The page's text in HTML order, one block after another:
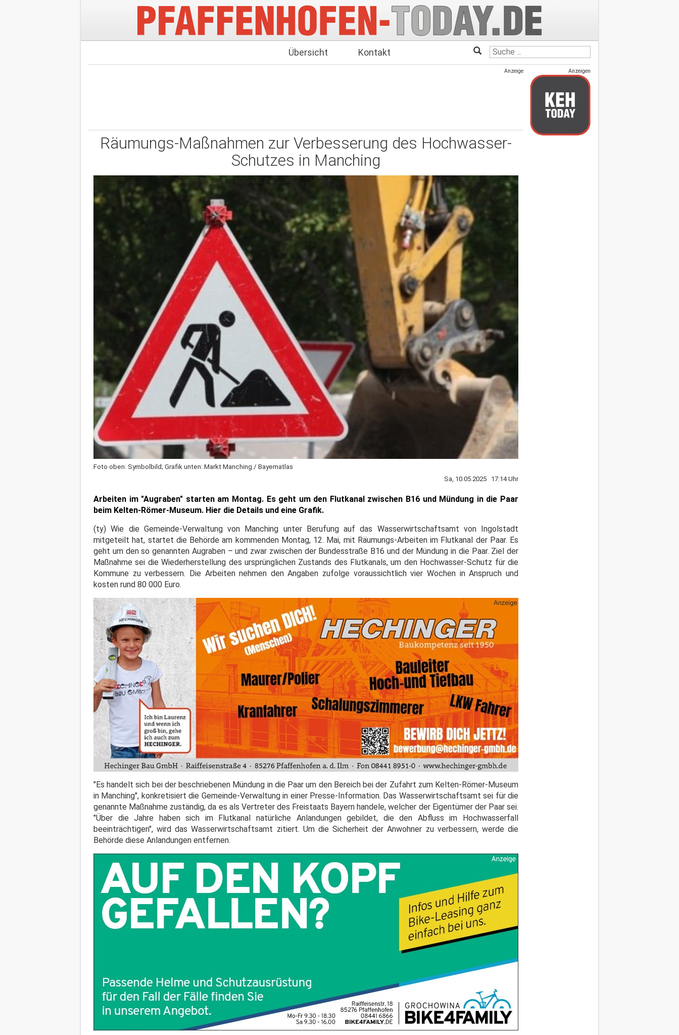
Übersicht Kontakt
Anzeige
Räumungs-Maßnahmen zur Verbesserung des Hochwasser-
Schutzes in Manching
Foto oben: Symbolbild; Grafik unten: Markt Manching / Bayernatlas
Sa, 10.05.2025 17:14 Uhr
Arbeiten im "Augraben" starten am Montag. Es geht um den Flutkanal zwischen B16 und Mündung in die Paar
beim Kelten-Römer-Museum. Hier die Details und eine Grafik.
(ty) Wie die Gemeinde-Verwaltung von Manching unter Berufung auf das Wasserwirtschaftsamt von Ingolstadt
mitgeteilt hat, startet die Behörde am kommenden Montag, 12. Mai, mit Räumungs-Arbeiten im Flutkanal der Paar. Es
geht um den so genannten Augraben – und zwar zwischen der Bundesstraße B16 und der Mündung in die Paar. Ziel der
Maßnahme sei die Wiederherstellung des ursprünglichen Zustands des Flutkanals, um den Hochwasser-Schutz für die
Kommune zu verbessern. Die Arbeiten nehmen den Angaben zufolge voraussichtlich vier Wochen in Anspruch und
kosten rund 80 000 Euro.
"Es handelt sich bei der beschriebenen Mündung in die Paar um den Bereich bei der Zufahrt zum Kelten-Römer-Museum
in Manching", konkretisiert die Gemeinde-Verwaltung in einer Presse-Information. Das Wasserwirtschaftsamt sei für die
genannte Maßnahme zuständig, da es als Vertreter des Freistaats Bayern handele, welcher der Eigentümer der Paar sei.
"Über die Jahre haben sich im Flutkanal natürliche Anlandungen gebildet, die den Abfluss im Hochwasserfall
beeinträchtigen", wird das Wasserwirtschaftsamt zitiert. Um die Sicherheit der Anwohner zu verbessern, werde die
Behörde diese Anlandungen entfernen.
Anzeigen